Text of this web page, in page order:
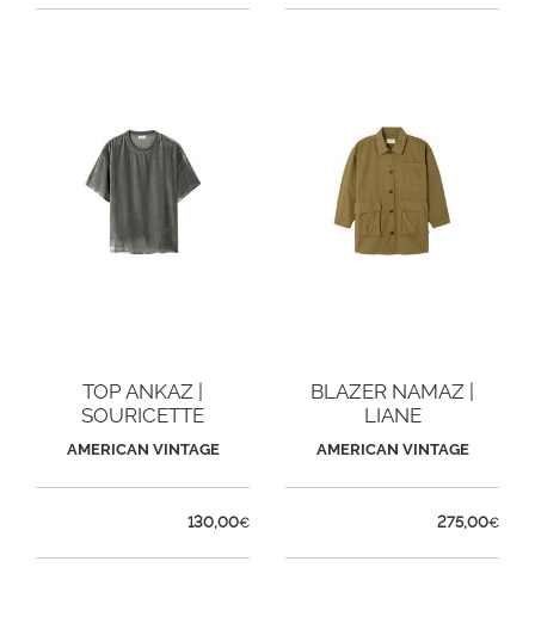
TOP ANKAZ |
SOURICETTE
AMERICAN VINTAGE
130,00€
BLAZER NAMAZ |
LIANE
AMERICAN VINTAGE
275,00€